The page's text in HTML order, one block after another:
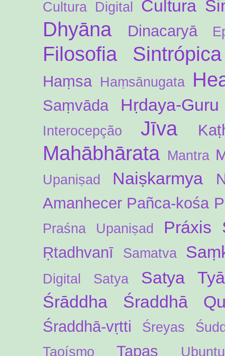
Cultura Digital Cultura
Dhyāna Dinacaryā
Filosofia Sintrópica
Haṃsa Haṃsānugata
Saṃvāda Hṛdaya-Guru
Interocepção Jīva
Mahābhārata Mantra
Upaniṣad Naiṣkarmya
Amanhecer Pañca-kośa
Praśna Upaniṣad Práxis
Ṛtadhvanī Samatva
Digital Satya
Satya
Śrāddha
Śraddhā
Śraddhā-vṛtti Śreyas
Taoísmo
Tapas Ubuntu